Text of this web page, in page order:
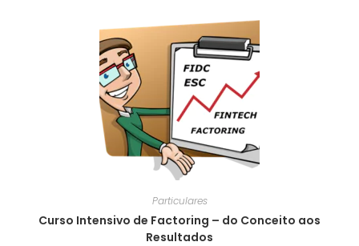
Particulares
Curso Intensivo de Factoring – do Conceito aos
Resultados